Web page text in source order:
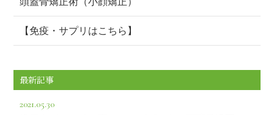
【免疫・サプリはこちら】
最新記事
2021.05.30